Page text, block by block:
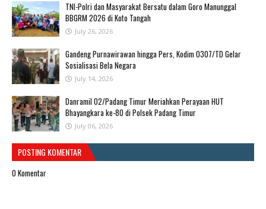
TNI-Polri dan Masyarakat Bersatu dalam Goro Manunggal
BBGRM 2026 di Koto Tangah
July 26, 2026
Gandeng Purnawirawan hingga Pers, Kodim 0307/TD Gelar
Sosialisasi Bela Negara
July 14, 2026
Danramil 02/Padang Timur Meriahkan Perayaan HUT
Bhayangkara ke-80 di Polsek Padang Timur
July 06, 2026
POSTING KOMENTAR
0 Komentar